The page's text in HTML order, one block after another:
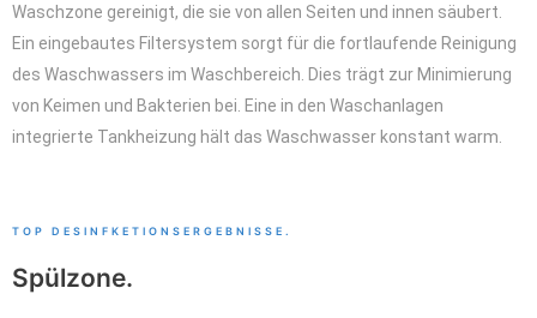
Waschzone gereinigt, die sie von allen Seiten und innen säubert.
Ein eingebautes Filtersystem sorgt für die fortlaufende Reinigung
des Waschwassers im Waschbereich. Dies trägt zur Minimierung
von Keimen und Bakterien bei. Eine in den Waschanlagen
integrierte Tankheizung hält das Waschwasser konstant warm.
TOP DESINFKETIONSERGEBNISSE.
Spülzone.